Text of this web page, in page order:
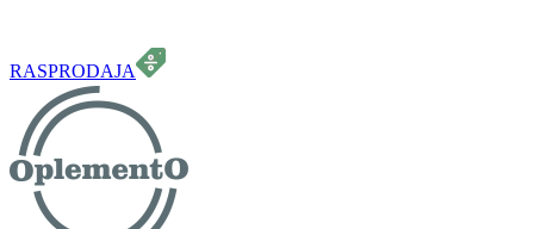
RASPRODAJA